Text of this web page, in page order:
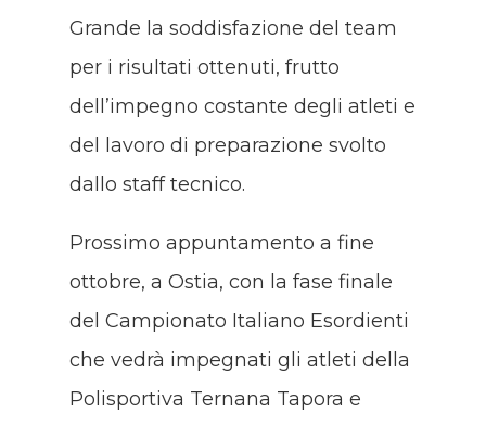
Grande la soddisfazione del team
per i risultati ottenuti, frutto
dell’impegno costante degli atleti e
del lavoro di preparazione svolto
dallo staff tecnico.
Prossimo appuntamento a fine
ottobre, a Ostia, con la fase finale
del Campionato Italiano Esordienti
che vedrà impegnati gli atleti della
Polisportiva Ternana Tapora e